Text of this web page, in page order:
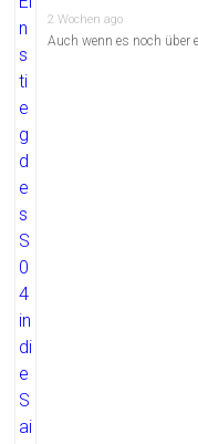
2 Wochen ago
Auch wenn es noch über